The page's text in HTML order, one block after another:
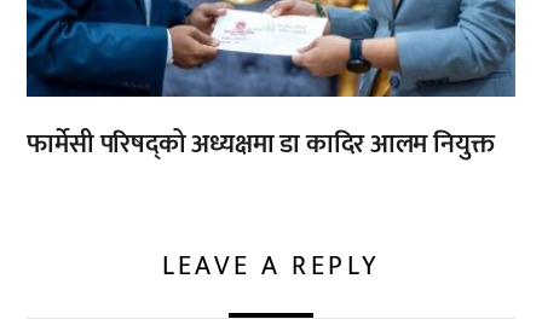
फार्मेसी परिषद्को अध्यक्षमा डा कादिर आलम नियुक्त
LEAVE A REPLY